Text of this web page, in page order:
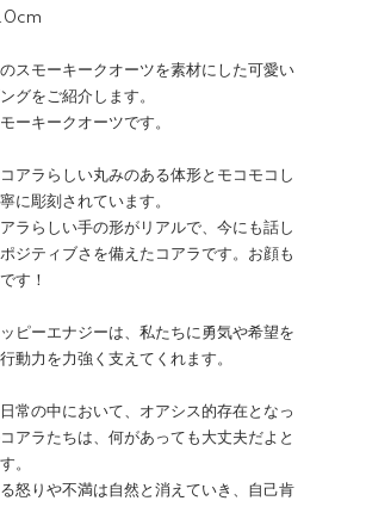
のスモーキークオーツを素材にした可愛い
グをご紹介します。
ーキークオーツです。
アラらしい丸みのある体形とモコモコし
に彫刻されています。
ラらしい手の形がリアルで、今にも話し
ジティブさを備えたコアラです。お顔も
す！
ピーエナジーは、私たちに勇気や希望を
動力を力強く支えてくれます。
常の中において、オアシス的存在となっ
アラたちは、何があっても大丈夫だよと
。
怒りや不満は自然と消えていき、自己肯